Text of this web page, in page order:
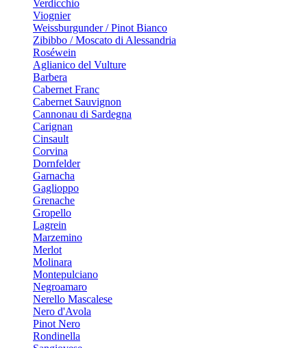
Verdicchio
Viognier
Weissburgunder / Pinot Bianco
Zibibbo / Moscato di Alessandria
Roséwein
Aglianico del Vulture
Barbera
Cabernet Franc
Cabernet Sauvignon
Cannonau di Sardegna
Carignan
Cinsault
Corvina
Dornfelder
Garnacha
Gaglioppo
Grenache
Gropello
Lagrein
Marzemino
Merlot
Molinara
Montepulciano
Negroamaro
Nerello Mascalese
Nero d'Avola
Pinot Nero
Rondinella